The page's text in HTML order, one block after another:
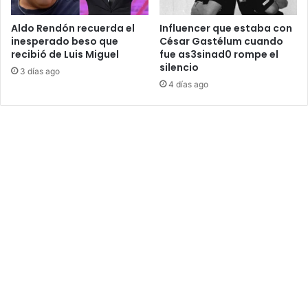
Aldo Rendón recuerda el
inesperado beso que
recibió de Luis Miguel
3 días ago
Influencer que estaba con
César Gastélum cuando
fue as3sinad0 rompe el
silencio
4 días ago